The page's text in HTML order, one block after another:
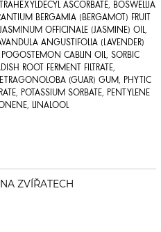
ASCORBATE, BOSWELLIA
BERGAMIA (BERGAMOT) FRUIT
OFFICINALE (JASMINE) OIL,
ANGUSTIFOLIA (LAVENDER)
CABLIN OIL, SORBIC
ROOT FERMENT FILTRATE,
(GUAR) GUM, PHYTIC
POTASSIUM SORBATE, PENTYLENE
LINALOOL